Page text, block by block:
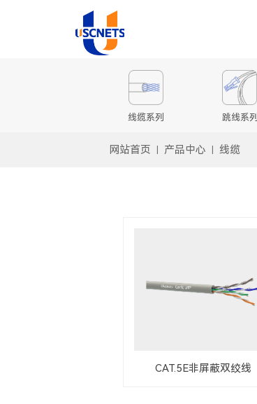
线缆系列 跳线系列
网站首页 产品中心 线缆
CAT.5E非屏蔽双绞线